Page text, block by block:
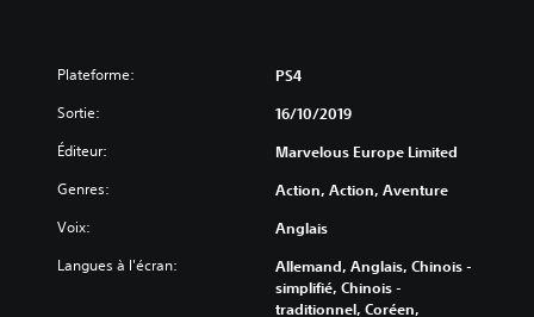
Plateforme: PS4
Sortie: 16/10/2019
Éditeur: Marvelous Europe Limited
Genres: Action, Action, Aventure
Voix: Anglais
Langues à l'écran:
Allemand, Anglais, Chinois -
simplifié, Chinois -
traditionnel, Coréen,